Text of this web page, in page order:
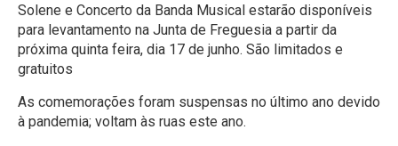
Solene e Concerto da Banda Musical estarão disponíveis
para levantamento na Junta de Freguesia a partir da
próxima quinta feira, dia 17 de junho. São limitados e
gratuitos
As comemorações foram suspensas no último ano devido
à pandemia; voltam às ruas este ano.